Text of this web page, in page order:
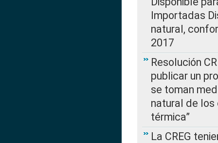
Importadas
natural,
2017
Resolución
publicar un
se toman
natural de los
térmica”
La CREG